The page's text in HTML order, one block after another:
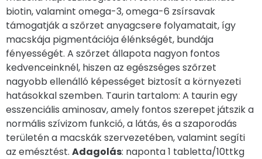
biotin, valamint omega-3, omega-6 zsírsavak
támogatják a szőrzet anyagcsere folyamatait, így
macskája pigmentációja élénkségét, bundája
fényességét. A szőrzet állapota nagyon fontos
kedvenceinknél, hiszen az egészséges szőrzet
nagyobb ellenálló képességet biztosít a környezeti
hatásokkal szemben. Taurin tartalom: A taurin egy
esszenciális aminosav, amely fontos szerepet játszik a
normális szívizom funkció, a látás, és a szaporodás
területén a macskák szervezetében, valamint segíti
az emésztést. Adagolás: naponta 1 tabletta/10ttkg